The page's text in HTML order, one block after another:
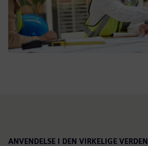
ANVENDELSE I DEN VIRKELIGE VERDEN